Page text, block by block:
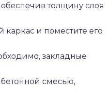
толщину слоя
и поместите его
закладные
смесью,